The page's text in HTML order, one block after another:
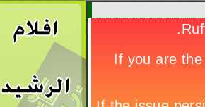
هادي العامري يقبل